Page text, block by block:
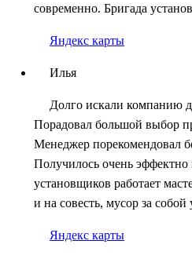
современно. Бригада
Яндекс карты
Илья
Долго искали компанию
Порадовал большой выбор
Менеджер порекомендовал
Получилось очень эффектно
установщиков работает
и на совесть, мусор за собой
Яндекс карты